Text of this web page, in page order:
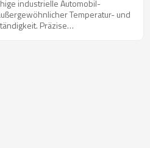
präzise
für industrielle
industrielle Automobil-
Temperatur- und
Präzise